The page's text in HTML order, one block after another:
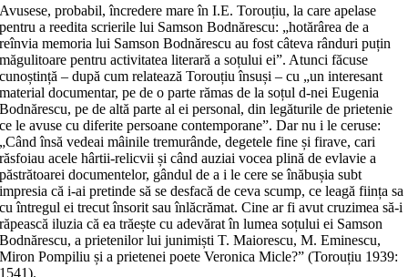
Avusese, probabil, încredere mare în I.E. Torouțiu, la care apelase
pentru a reedita scrierile lui Samson Bodnărescu: „hotărârea de a
reînvia memoria lui Samson Bodnărescu au fost câteva rânduri puțin
măgulitoare pentru activitatea literară a soțului ei”. Atunci făcuse
cunoștință – după cum relatează Torouțiu însuși – cu „un interesant
material documentar, pe de o parte rămas de la soțul d-nei Eugenia
Bodnărescu, pe de altă parte al ei personal, din legăturile de prietenie
ce le avuse cu diferite persoane contemporane”. Dar nu i le ceruse:
„Când însă vedeai mâinile tremurânde, degetele fine și firave, cari
răsfoiau acele hârtii-relicvii și când auziai vocea plină de evlavie a
păstrătoarei documentelor, gândul de a i le cere se înăbușia subt
impresia că i-ai pretinde să se desfacă de ceva scump, ce leagă ființa sa
cu întregul ei trecut însorit sau înlăcrămat. Cine ar fi avut cruzimea să-i
răpească iluzia că ea trăește cu adevărat în lumea soțului ei Samson
Bodnărescu, a prietenilor lui junimiști T. Maiorescu, M. Eminescu,
Miron Pompiliu și a prietenei poete Veronica Micle?” (Torouțiu 1939:
1541).